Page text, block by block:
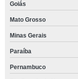
Goiás
Mato Grosso
Minas Gerais
Paraíba
Pernambuco